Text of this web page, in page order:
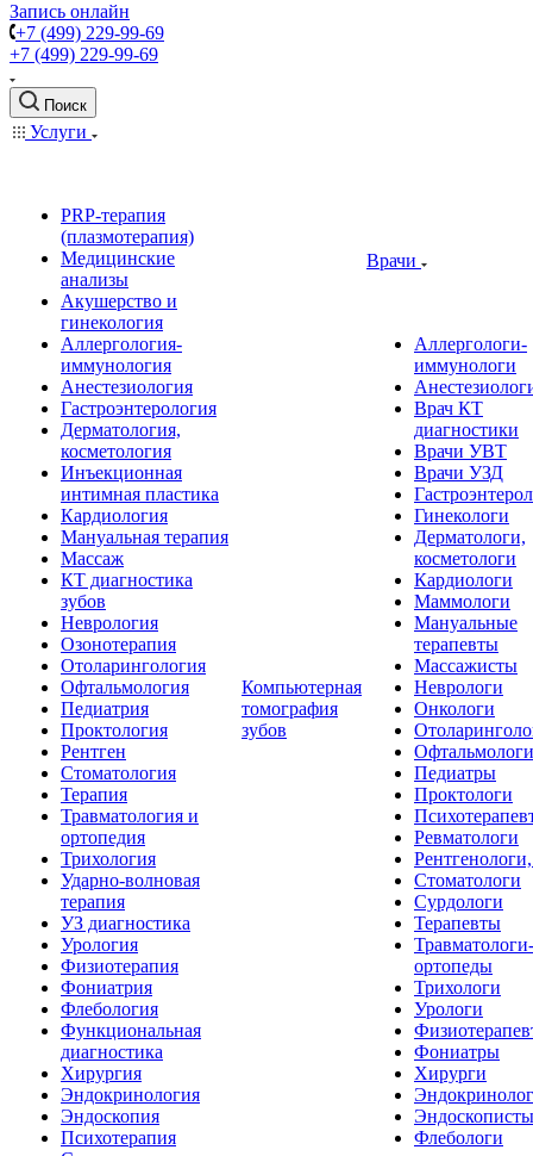
Запись онлайн
+7 (499) 229-99-69
+7 (499) 229-99-69
Поиск
Услуги
PRP-терапия
(плазмотерапия)
Медицинские
анализы
Акушерство и
гинекология
Аллергология-
иммунология
Анестезиология
Гастроэнтерология
Дерматология,
косметология
Инъекционная
интимная пластика
Кардиология
Мануальная терапия
Массаж
КТ диагностика
зубов
Неврология
Озонотерапия
Отоларингология
Офтальмология
Педиатрия
Проктология
Рентген
Стоматология
Терапия
Травматология и
ортопедия
Трихология
Ударно-волновая
терапия
УЗ диагностика
Урология
Физиотерапия
Фониатрия
Флебология
Функциональная
диагностика
Хирургия
Эндокринология
Эндоскопия
Психотерапия
Компьютерная
томография
зубов
Врачи
Аллергологи-
иммунологи
Врач КТ
диагностики
Врачи УВТ
Врачи УЗД
Гинекологи
Дерматологи,
косметологи
Кардиологи
Маммологи
Мануальные
терапевты
Массажисты
Неврологи
Онкологи
Офтальмологи
Педиатры
Проктологи
Ревматологи
Стоматологи
Сурдологи
Терапевты
Травматологи-
ортопеды
Трихологи
Урологи
Фониатры
Хирурги
Эндоскописты
Флебологи